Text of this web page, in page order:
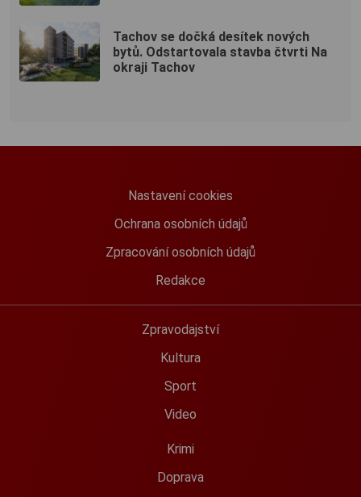
Tachov se dočká desítek nových
bytů. Odstartovala stavba čtvrti Na
okraji Tachov
Nastavení cookies
Ochrana osobních údajů
Zpracování osobních údajů
Redakce
Zpravodajství
Kultura
Sport
Video
Krimi
Doprava